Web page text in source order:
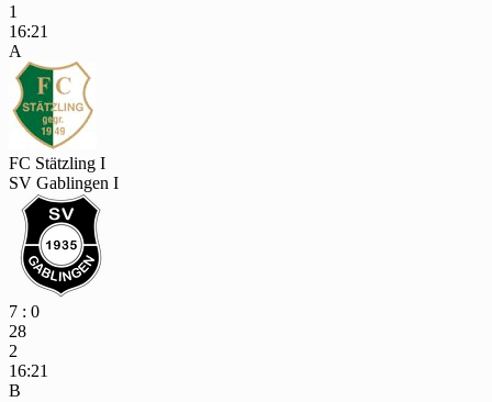
1
16:21
A
FC Stätzling I
SV Gablingen I
7 : 0
28
2
16:21
B